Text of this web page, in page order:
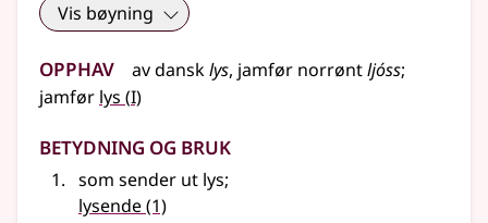
Vis bøyning
Opphav av dansklys, jamfør norrøntljóss;
jamfør lys (1
I)
Betydning og bruk
som sender ut lys;
lysende(1)